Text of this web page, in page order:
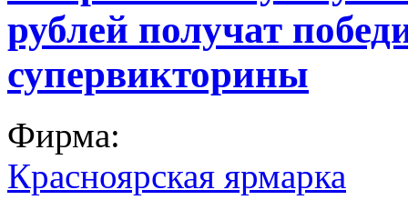
рублей получат
супервикторины
Фирма:
Красноярская ярмарка